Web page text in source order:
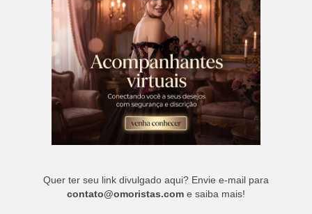
Quer ter seu link divulgado aqui? Envie e-mail para
contato@omoristas.com e saiba mais!